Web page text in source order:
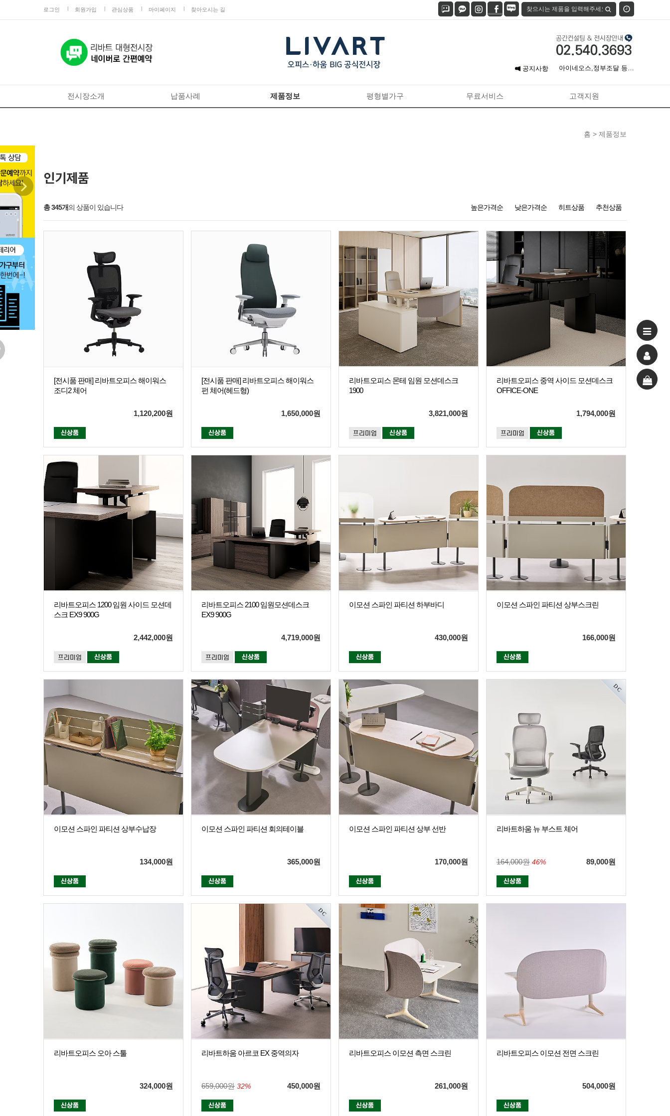
로그인 회원가입 관심상품 마이페이지 찾아오시는 길
공지사항
7월 신용카드 무이자 할부
아이네오스,정부조달 등록
픈…
[견적 신청] 무료 공간 컨…
전시장소개 납품사례 제품정보 평형별가구 무료서비스 고객지원
홈 > 제품정보
총 345개의 상품이 있습니다 높은가격순 낮은가격순 히트상품 추천상품
[전시품 판매] 리바트오피스 해이워스
조디2 체어
1,120,200원
[전시품 판매] 리바트오피스 해이워스
펀 체어(헤드형)
1,650,000원
리바트오피스 몬테 임원 모션데스크
1900
3,821,000원
리바트오피스 중역 사이드 모션데스크
OFFICE-ONE
1,794,000원
리바트오피스 1200 임원 사이드 모션데
스크 EX9 900G
2,442,000원
리바트오피스 2100 임원모션데스크
EX9 900G
4,719,000원
이모션 스파인 파티션 하부바디
430,000원
이모션 스파인 파티션 상부스크린
166,000원
이모션 스파인 파티션 상부수납장
134,000원
이모션 스파인 파티션 회의테이블
365,000원
이모션 스파인 파티션 상부 선반
170,000원
DC
리바트하움 뉴 부스트 체어
164,000원 46% 89,000원
리바트오피스 오아 스툴
324,000원
DC
리바트하움 아르코 EX 중역의자
659,000원 32% 450,000원
리바트오피스 이모션 측면 스크린
261,000원
리바트오피스 이모션 전면 스크린
504,000원